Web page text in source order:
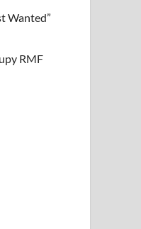
Wanted”
RMF